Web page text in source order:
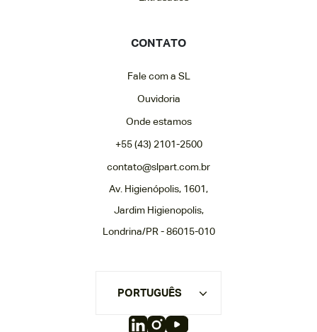
CONTATO
Fale com a SL
Ouvidoria
Onde estamos
+55 (43) 2101-2500
contato@slpart.com.br
Av. Higienópolis, 1601,
Jardim Higienopolis,
Londrina/PR - 86015-010
PORTUGUÊS